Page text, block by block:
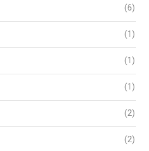
(6)
(1)
(1)
(1)
(2)
(2)